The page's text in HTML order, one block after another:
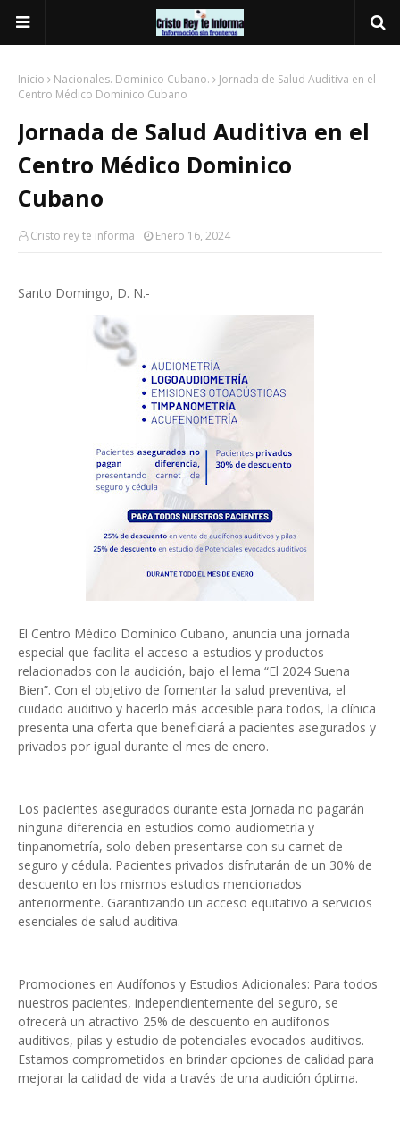
Inicio Nacionales. Dominico Cubano.
Jornada de Salud Auditiva en el
Centro Médico Dominico Cubano
Jornada de Salud Auditiva en el
Centro Médico Dominico
Cubano
Cristo rey te informa Enero 16, 2024
Santo Domingo, D. N.-
El Centro Médico Dominico Cubano, anuncia una jornada
especial que facilita el acceso a estudios y productos
relacionados con la audición, bajo el lema “El 2024 Suena
Bien”. Con el objetivo de fomentar la salud preventiva, el
cuidado auditivo y hacerlo más accesible para todos, la clínica
presenta una oferta que beneficiará a pacientes asegurados y
privados por igual durante el mes de enero.
Los pacientes asegurados durante esta jornada no pagarán
ninguna diferencia en estudios como audiometría y
tinpanometría, solo deben presentarse con su carnet de
seguro y cédula. Pacientes privados disfrutarán de un 30% de
descuento en los mismos estudios mencionados
anteriormente. Garantizando un acceso equitativo a servicios
esenciales de salud auditiva.
Promociones en Audífonos y Estudios Adicionales: Para todos
nuestros pacientes, independientemente del seguro, se
ofrecerá un atractivo 25% de descuento en audífonos
auditivos, pilas y estudio de potenciales evocados auditivos.
Estamos comprometidos en brindar opciones de calidad para
mejorar la calidad de vida a través de una audición óptima.